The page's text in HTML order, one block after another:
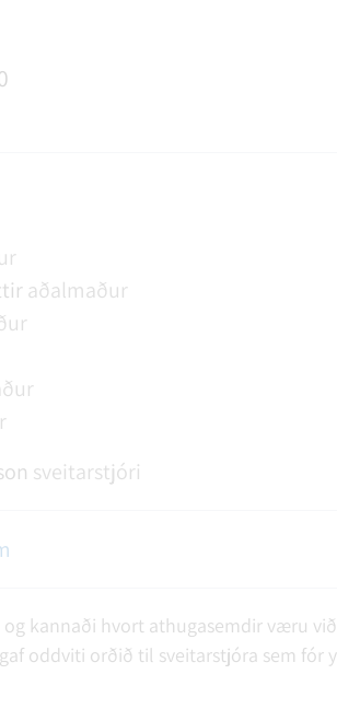
aðalmaður
sveitarstjóri
kannaði hvort athugasemdir væru
oddviti orðið til sveitarstjóra sem fór